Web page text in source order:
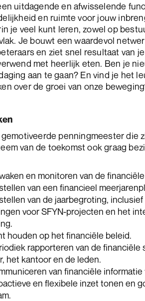
uitdagende en afwisselende
en ruimte voor jouw
je veel kunt leren, zowel op
Je bouwt een waardevol
en ziet snel resultaat van
met heerlijk eten. Ben je
aan te gaan? En vind je het
over de groei van onze
penningmeester die
van de toekomst ook graag
en monitoren van de
van een financieel
van de jaarbegroting,
voor SFYN-projecten en het
houden op het financiële beleid.
rapporteren van de financiële
het kantoor en de leden.
van financiële
en flexibele inzet tonen en